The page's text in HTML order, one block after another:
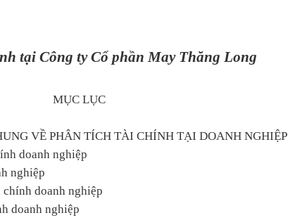
tại Công ty Cổ phần May Thăng Long
MỤC LỤC
VỀ PHÂN TÍCH TÀI CHÍNH TẠI DOANH NGHIỆP
doanh nghiệp
nghiệp
chính doanh nghiệp
doanh nghiệp